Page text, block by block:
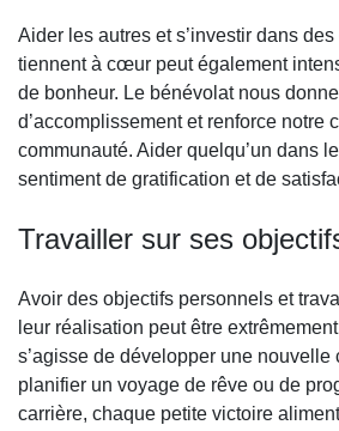
Aider les autres et s’investir dans
tiennent à cœur peut également
de bonheur. Le bénévolat nous
d’accomplissement et renforce notre
communauté. Aider quelqu’un dans
sentiment de gratification et de
Travailler sur ses
Avoir des objectifs personnels et
leur réalisation peut être extrêmement
s’agisse de développer une nouvelle
planifier un voyage de rêve ou de
carrière, chaque petite victoire